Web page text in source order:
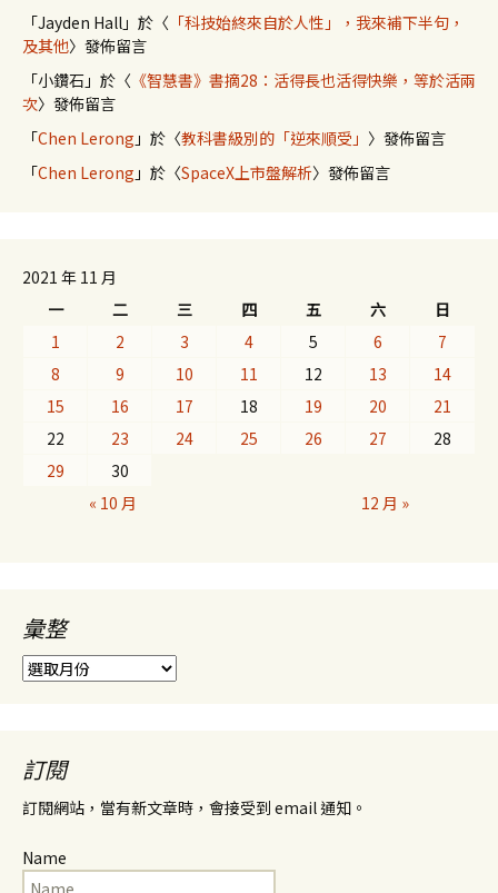
「Jayden Hall 」於〈 「科技始終來自於人性」，我來補下半句，
及其他〉發佈留言
「小鑽石 」於〈 《智慧書》書摘28：活得長也活得快樂，等於活兩
次〉發佈留言
「Chen Lerong 」於〈教科書級別的「逆來順受」 〉發佈留言
「Chen Lerong 」於〈SpaceX上市盤解析〉發佈留言
2021 年 11 月
一
二 三 四 五 六
日
1
2 3 4 5 6
7
8
9 10 11 12 13
14
15
16 17 18 19 20
21
22
23 24 25 26 27
28
29
30
« 10 月
12 月 »
彙整
彙
整
訂閱
訂閱網站，當有新文章時，會接受到 email 通知。
Name